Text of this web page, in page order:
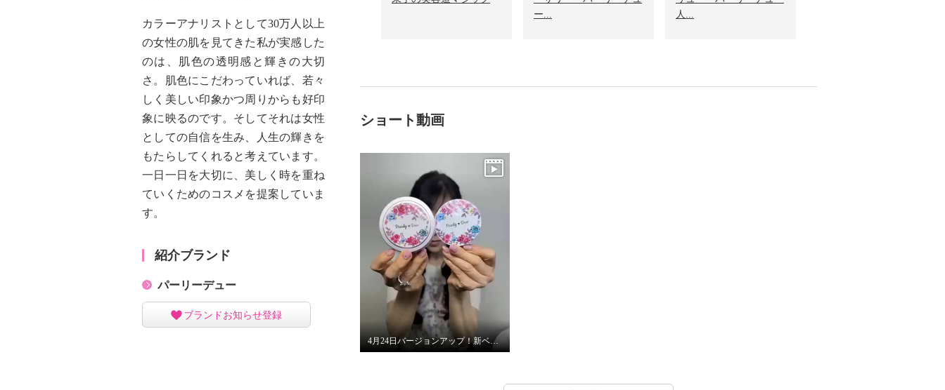
カラーアナリストとして30万人以上
の女性の肌を見てきた私が実感した
のは、肌色の透明感と輝きの大切
さ。肌色にこだわっていれば、若々
しく美しい印象かつ周りからも好印
象に映るのです。そしてそれは女性
としての自信を生み、人生の輝きを
もたらしてくれると考えています。
一日一日を大切に、美しく時を重ね
ていくためのコスメを提案していま
す。
紹介ブランド
パーリーデュー
ブランドお知らせ登録
ー...
人...
ショート動画
4月24日バージョンアップ！新ベビ子